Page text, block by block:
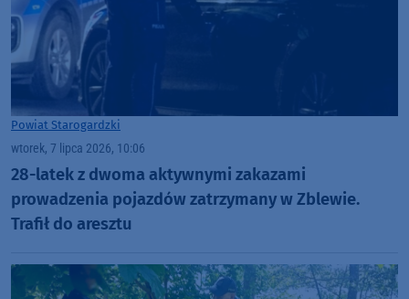
Powiat Starogardzki
wtorek, 7 lipca 2026, 10:06
28-latek z dwoma aktywnymi zakazami
prowadzenia pojazdów zatrzymany w Zblewie.
Trafił do aresztu